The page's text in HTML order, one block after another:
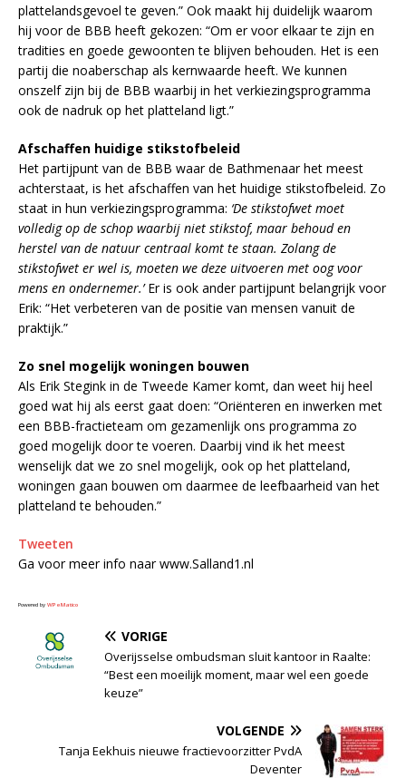
plattelandsgevoel te geven.” Ook maakt hij duidelijk waarom
hij voor de BBB heeft gekozen: “Om er voor elkaar te zijn en
tradities en goede gewoonten te blijven behouden. Het is een
partij die noaberschap als kernwaarde heeft. We kunnen
onszelf zijn bij de BBB waarbij in het verkiezingsprogramma
ook de nadruk op het platteland ligt.”
Afschaffen huidige stikstofbeleid
Het partijpunt van de BBB waar de Bathmenaar het meest
achterstaat, is het afschaffen van het huidige stikstofbeleid. Zo
staat in hun verkiezingsprogramma: ‘De stikstofwet moet
volledig op de schop waarbij niet stikstof, maar behoud en
herstel van de natuur centraal komt te staan. Zolang de
stikstofwet er wel is, moeten we deze uitvoeren met oog voor
mens en ondernemer.’Er is ook ander partijpunt belangrijk voor
Erik: “Het verbeteren van de positie van mensen vanuit de
praktijk.”
Zo snel mogelijk woningen bouwen
Als Erik Stegink in de Tweede Kamer komt, dan weet hij heel
goed wat hij als eerst gaat doen: “Oriënteren en inwerken met
een BBB-fractieteam om gezamenlijk ons programma zo
goed mogelijk door te voeren. Daarbij vind ik het meest
wenselijk dat we zo snel mogelijk, ook op het platteland,
woningen gaan bouwen om daarmee de leefbaarheid van het
platteland te behouden.”
Tweeten
Ga voor meer info naar www.Salland1.nl
Powered by WPeMatico
VORIGE
Overijsselse ombudsman sluit kantoor in Raalte:
“Best een moeilijk moment, maar wel een goede
keuze”
VOLGENDE
Tanja Eekhuis nieuwe fractievoorzitter PvdA
Deventer